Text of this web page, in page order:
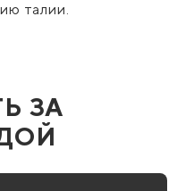
талии.
ЗА